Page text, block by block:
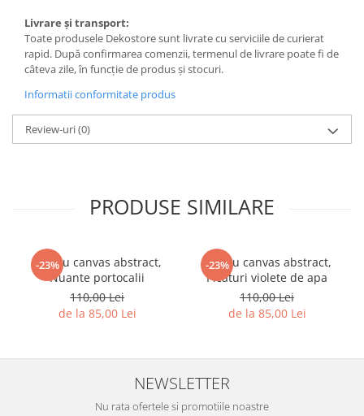
Livrare și transport:
Toate produsele Dekostore sunt livrate cu serviciile de curierat
rapid. După confirmarea comenzii, termenul de livrare poate fi de
câteva zile, în funcție de produs și stocuri.
Informatii conformitate produs
Review-uri(0)
PRODUSE SIMILARE
-23%
Tablou canvas abstract,
Nuante portocalii
110,00 Lei
de la 85,00 Lei
-23%
Tablou canvas abstract,
Picaturi violete de apa
110,00 Lei
de la 85,00 Lei
NEWSLETTER
Nu rata ofertele si promotiile noastre